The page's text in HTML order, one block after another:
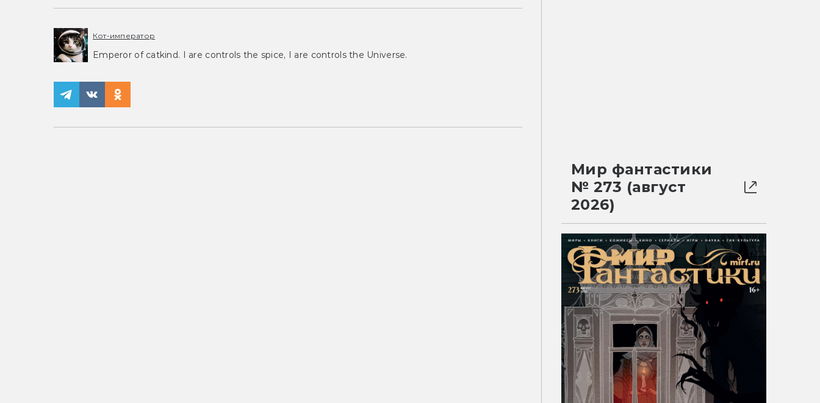
Кот-император
Emperor of catkind. I are controls the spice, I are controls the Universe.
Мир фантастики
№ 273 (август
2026)